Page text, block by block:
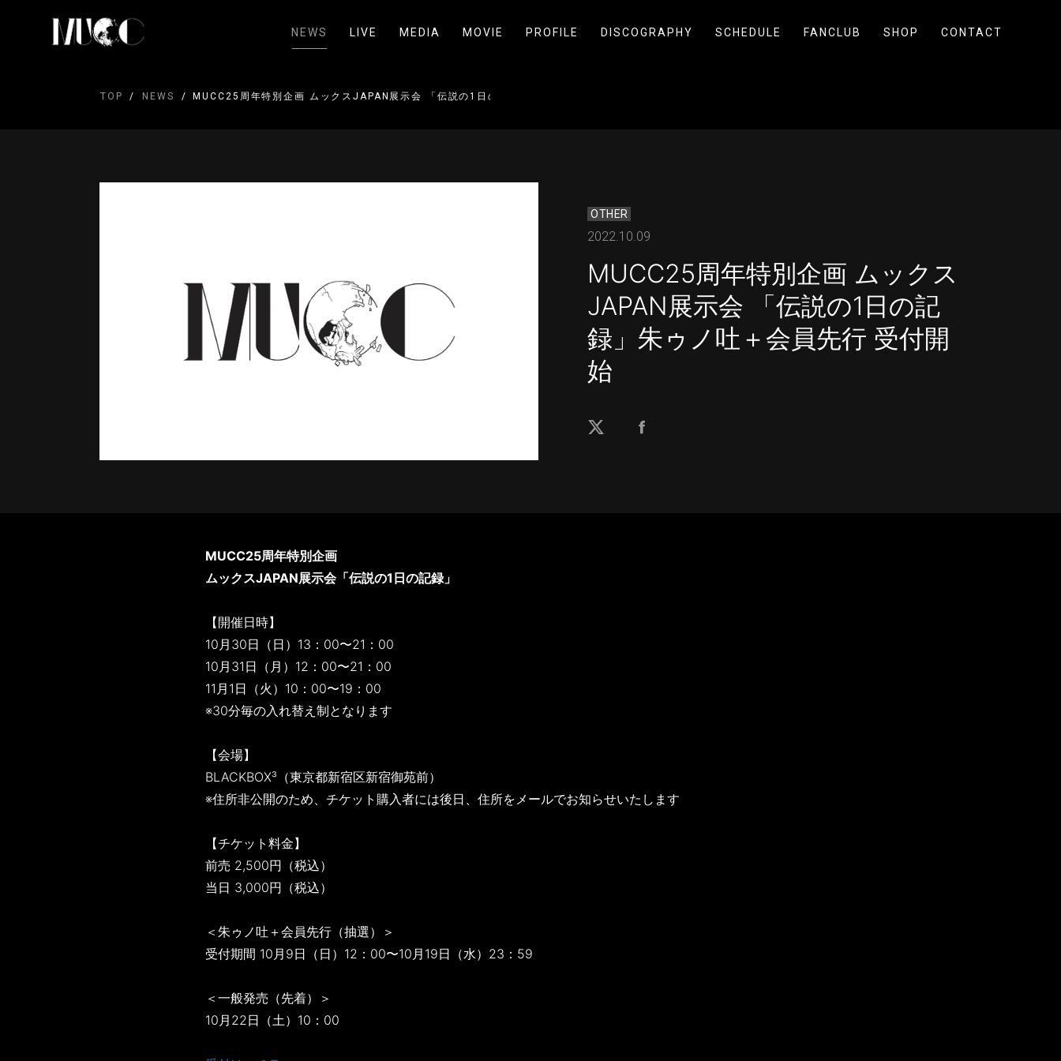
NEWS LIVE MEDIA MOVIE PROFILE DISCOGRAPHY SCHEDULE FANCLUB SHOP CONTACT
TOP NEWS MUCC25周年特別企画 ムックスJAPAN展示会 「伝説の1日の記録」朱ゥノ吐＋会員先行 受付開始
OTHER
2022.10.09
MUCC25周年特別企画 ムックス
JAPAN展示会 「伝説の1日の記
録」朱ゥノ吐＋会員先行 受付開
始
MUCC25周年特別企画
ムックスJAPAN展示会「伝説の1日の記録」
【開催日時】
10月30日（日）13：00〜21：00
10月31日（月）12：00〜21：00
11月1日（火）10：00〜19：00
※30分毎の入れ替え制となります
【会場】
BLACKBOX³（東京都新宿区新宿御苑前）
※住所非公開のため、チケット購入者には後日、住所をメールでお知らせいたします
【チケット料金】
前売 2,500円（税込）
当日 3,000円（税込）
＜朱ゥノ吐＋会員先行（抽選）＞
受付期間 10月9日（日）12：00〜10月19日（水）23：59
＜一般発売（先着）＞
10月22日（土）10：00